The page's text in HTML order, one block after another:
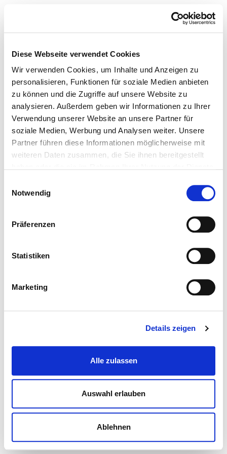
Diese Webseite verwendet Cookies
Wir verwenden Cookies, um Inhalte und Anzeigen zu
personalisieren, Funktionen für soziale Medien anbieten
zu können und die Zugriffe auf unsere Website zu
analysieren. Außerdem geben wir Informationen zu Ihrer
Verwendung unserer Website an unsere Partner für
soziale Medien, Werbung und Analysen weiter. Unsere
Partner führen diese Informationen möglicherweise mit
weiteren Daten zusammen, die Sie ihnen bereitgestellt
Notwendig
Präferenzen
Statistiken
Marketing
Details zeigen
Alle zulassen
Auswahl erlauben
Ablehnen